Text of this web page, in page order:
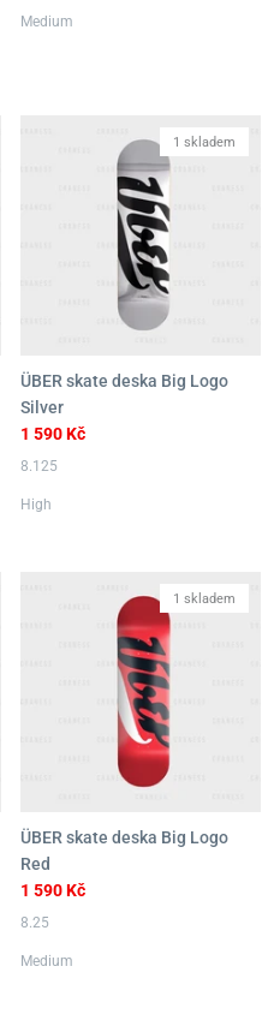
Medium
1 skladem
ÜBER skate deska Big Logo
Silver
1 590 Kč
8.125
High
1 skladem
ÜBER skate deska Big Logo
Red
1 590 Kč
8.25
Medium